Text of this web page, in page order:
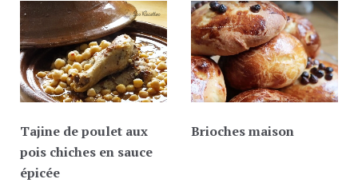
Tajine de poulet aux
pois chiches en sauce
épicée
Brioches maison